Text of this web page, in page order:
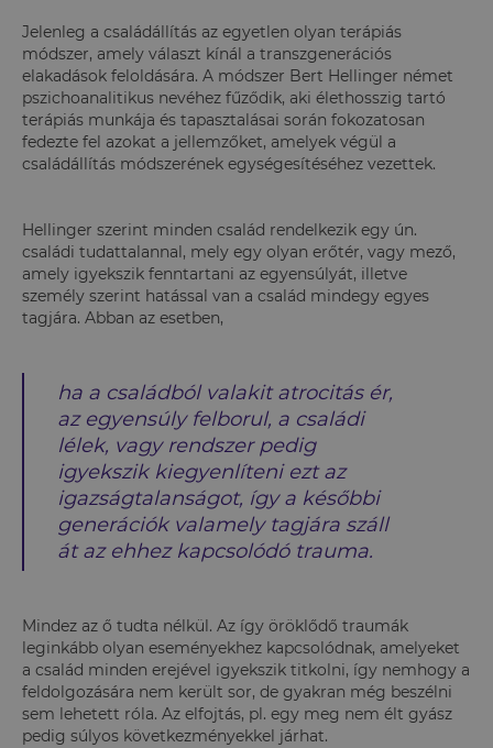
Jelenleg a családállítás az egyetlen olyan terápiás
módszer, amely választ kínál a transzgenerációs
elakadások feloldására. A módszer Bert Hellinger német
pszichoanalitikus nevéhez fűződik, aki élethosszig tartó
terápiás munkája és tapasztalásai során fokozatosan
fedezte fel azokat a jellemzőket, amelyek végül a
családállítás módszerének egységesítéséhez vezettek.
Hellinger szerint minden család rendelkezik egy ún.
családi tudattalannal, mely egy olyan erőtér, vagy mező,
amely igyekszik fenntartani az egyensúlyát, illetve
személy szerint hatással van a család mindegy egyes
tagjára. Abban az esetben,
ha a családból valakit atrocitás ér,
az egyensúly felborul, a családi
lélek, vagy rendszer pedig
igyekszik kiegyenlíteni ezt az
igazságtalanságot, így a későbbi
generációk valamely tagjára száll
át az ehhez kapcsolódó trauma.
Mindez az ő tudta nélkül. Az így öröklődő traumák
leginkább olyan eseményekhez kapcsolódnak, amelyeket
a család minden erejével igyekszik titkolni, így nemhogy a
feldolgozására nem került sor, de gyakran még beszélni
sem lehetett róla. Az elfojtás, pl. egy meg nem élt gyász
pedig súlyos következményekkel járhat.